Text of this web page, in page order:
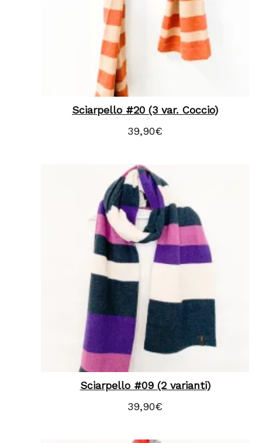
Sciarpello #20 (3 var. Coccio)
39,90€
Sciarpello #09 (2 varianti)
39,90€